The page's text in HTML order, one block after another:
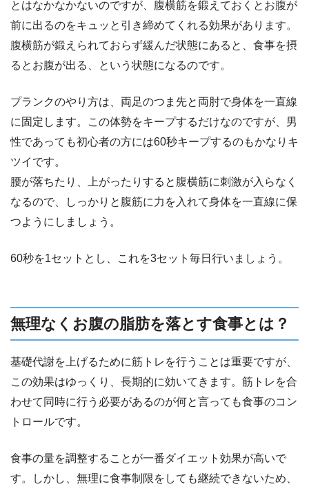
とはなかなかないのですが、腹横筋を鍛えておくとお腹が
前に出るのをキュッと引き締めてくれる効果があります。
腹横筋が鍛えられておらず緩んだ状態にあると、食事を摂
るとお腹が出る、という状態になるのです。
プランクのやり方は、両足のつま先と両肘で身体を一直線
に固定します。この体勢をキープするだけなのですが、男
性であっても初心者の方には60秒キープするのもかなりキ
ツイです。
腰が落ちたり、上がったりすると腹横筋に刺激が入らなく
なるので、しっかりと腹筋に力を入れて身体を一直線に保
つようにしましょう。
60秒を1セットとし、これを3セット毎日行いましょう。
無理なくお腹の脂肪を落とす食事とは？
基礎代謝を上げるために筋トレを行うことは重要ですが、
この効果はゆっくり、長期的に効いてきます。筋トレを合
わせて同時に行う必要があるのが何と言っても食事のコン
トロールです。
食事の量を調整することが一番ダイエット効果が高いで
す。しかし、無理に食事制限をしても継続できないため、